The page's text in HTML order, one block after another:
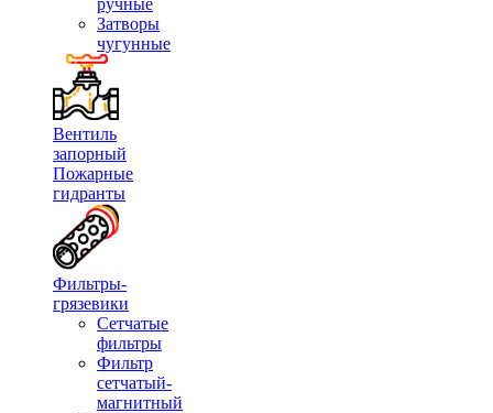
ручные
Затворы
чугунные
Вентиль
запорный
Пожарные
гидранты
Фильтры-
грязевики
Сетчатые
фильтры
Фильтр
сетчатый-
магнитный